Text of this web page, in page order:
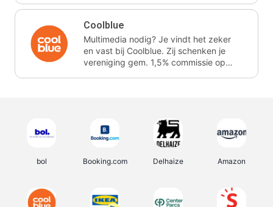
Coolblue
Multimedia nodig? Je vindt het zeker
en vast bij Coolblue. Zij schenken je
vereniging gem. 1,5% commissie op
bol Booking.com Delhaize Amazon